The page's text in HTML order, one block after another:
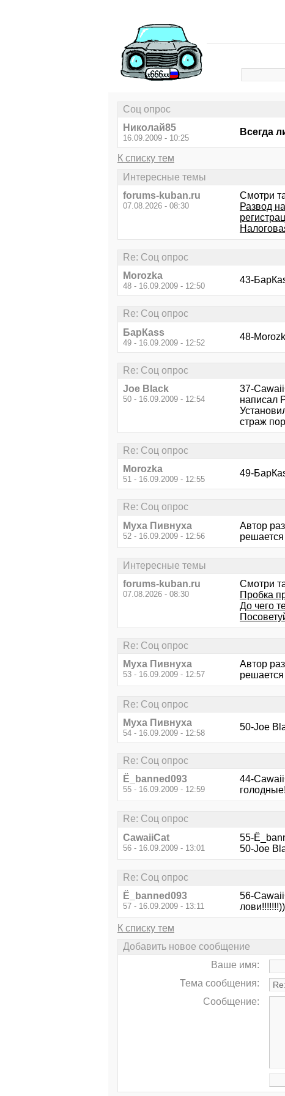
Соц опрос
Николай85
16.09.2009 - 10:25
Всегда
К списку тем
Интересные темы
forums-kuban.ru
07.08.2026 - 08:30
Смотри
Развод
Re: Соц опрос
Morozka
48 - 16.09.2009 - 12:50
43-
Re: Соц опрос
БарКаss
49 - 16.09.2009 - 12:52
48-
Re: Соц опрос
Joe Black
50 - 16.09.2009 - 12:54
37-
написал
страж
Re: Соц опрос
Morozka
51 - 16.09.2009 - 12:55
49-
Re: Соц опрос
Myxa Пивнухa
52 - 16.09.2009 - 12:56
Автор
Интересные темы
forums-kuban.ru
07.08.2026 - 08:30
Смотри
Пробка
До чего
Re: Соц опрос
Myxa Пивнухa
53 - 16.09.2009 - 12:57
Автор
Re: Соц опрос
Myxa Пивнухa
54 - 16.09.2009 - 12:58
50-Joe
Re: Соц опрос
Ё_banned093
55 - 16.09.2009 - 12:59
44-
Re: Соц опрос
CawaiiCat
56 - 16.09.2009 - 13:01
55-
50-Joe
Re: Соц опрос
Ё_banned093
57 - 16.09.2009 - 13:11
56-
К списку тем
Добавить новое сообщение
Ваше имя:
Тема сообщения:
Сообщение: